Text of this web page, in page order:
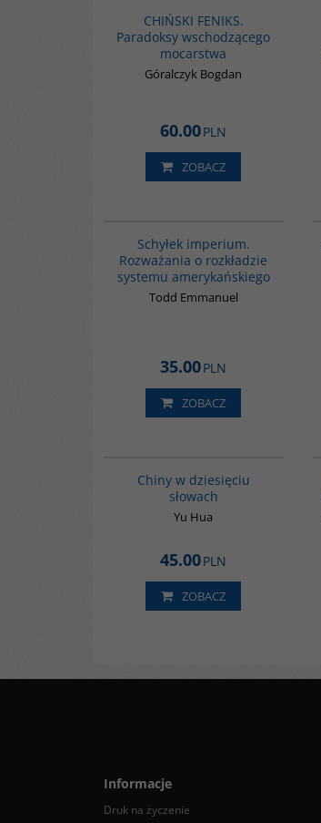
CHIŃSKI FENIKS.
Paradoksy wschodzącego
mocarstwa
Góralczyk Bogdan
60.00PLN
ZOBACZ
Schyłek imperium.
Rozważania o rozkładzie
systemu amerykańskiego
Todd Emmanuel
35.00PLN
ZOBACZ
Chiny w dziesięciu
słowach
Yu Hua
45.00PLN
ZOBACZ
Informacje
Druk na życzenie